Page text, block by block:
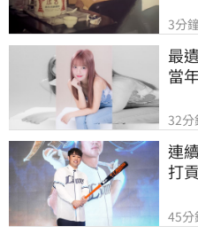
3分
最
當
32分
連
打
45分